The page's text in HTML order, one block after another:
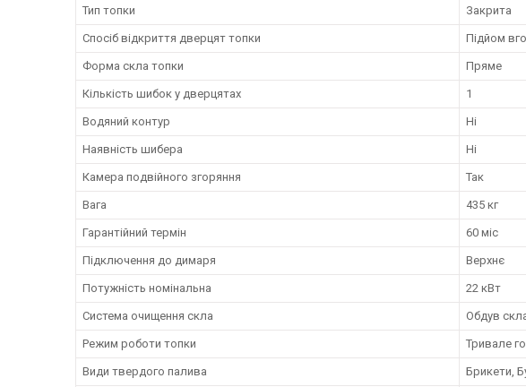
Тип топки Закрита
Спосіб відкриття дверцят топки Підйом
Форма скла топки Пряме
Кількість шибок у дверцятах 1
Водяний контур Ні
Наявність шибера Ні
Камера подвійного згоряння Так
Вага 435 кг
Гарантійний термін 60 міс
Підключення до димаря Верхнє
Потужність номінальна 22 кВт
Система очищення скла Обдув
Режим роботи топки Тривале
Види твердого палива Брикети,